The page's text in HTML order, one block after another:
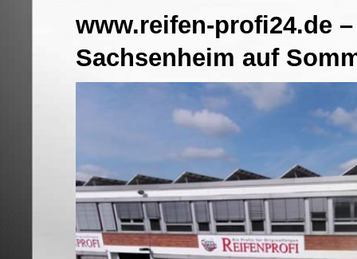
www.reifen-profi24.de
Sachsenheim auf